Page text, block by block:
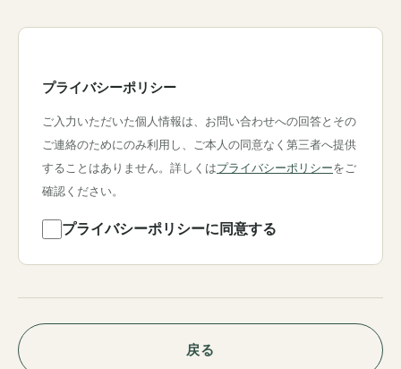
プライバシーポリシー
ご入力いただいた個人情報は、お問い合わせへの回答とその
ご連絡のためにのみ利用し、ご本人の同意なく第三者へ提供
することはありません。詳しくはプライバシーポリシーをご
確認ください。
プライバシーポリシーに同意する
戻る